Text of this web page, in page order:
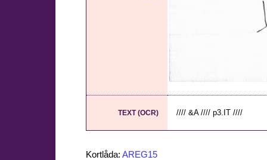
TEXT (OCR) //// &A //// p3.IT ////
Kortlåda: AREG15